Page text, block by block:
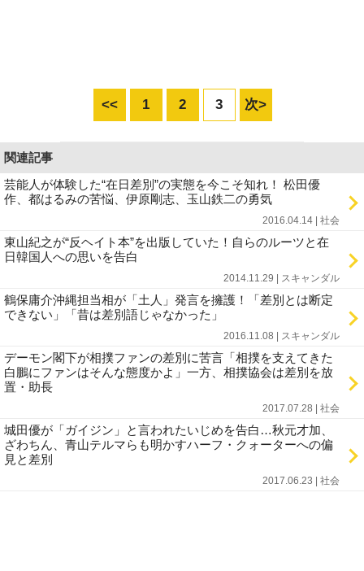
<< 1 2 3 次>
関連記事
芸能人が体験した“在日差別”の実態を今こそ知れ！ 松田優
作、都はるみの苦悩、伊原剛志、玉山鉄二の勇気
2016.04.14 | 社会
東山紀之が“反ヘイト本”を出版していた！自らのルーツと在
日韓国人への思いを告白
2014.11.29 | スキャンダル
鶴保庸介沖縄担当相が「土人」発言を擁護！「差別とは断定
できない」「昔は差別語じゃなかった」
2016.11.08 | スキャンダル
デーモン閣下が相撲ファンの差別に苦言「相撲を支えてきた
白鵬にファンはそんな態度かよ」一方、相撲協会は差別を放
置・助長
2017.07.28 | 社会
城田優が「ガイジン」と言われたいじめを告白…秋元才加、
ざわちん、青山テルマらも明かすハーフ・クォーターへの偏
見と差別
2017.06.23 | 社会